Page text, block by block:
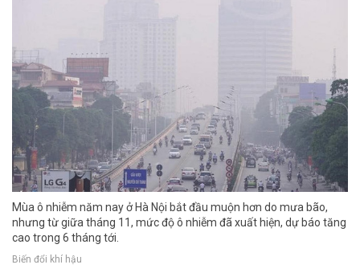
Mùa ô nhiễm năm nay ở Hà Nội bắt đầu muộn hơn do mưa bão,
nhưng từ giữa tháng 11, mức độ ô nhiễm đã xuất hiện, dự báo tăng
cao trong 6 tháng tới.
Biến đổi khí hậu